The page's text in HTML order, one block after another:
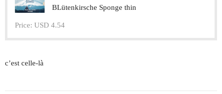
BLütenkirsche Sponge thin
Price: USD 4.54
c’est celle-là